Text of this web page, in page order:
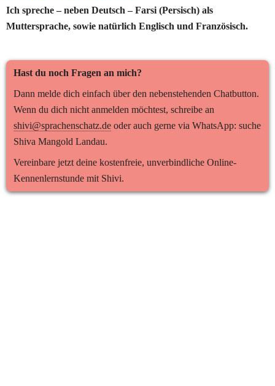
Ich spreche – neben Deutsch – Farsi (Persisch) als
Muttersprache, sowie natürlich Englisch und Französisch.
Hast du noch Fragen an mich?
Dann melde dich einfach über den nebenstehenden Chatbutton.
shivi@sprachenschatz.de oder auch gerne via WhatsApp: suche
Shiva Mangold Landau.
Vereinbare jetzt deine kostenfreie, unverbindliche Online-
Kennenlernstunde mit Shivi.